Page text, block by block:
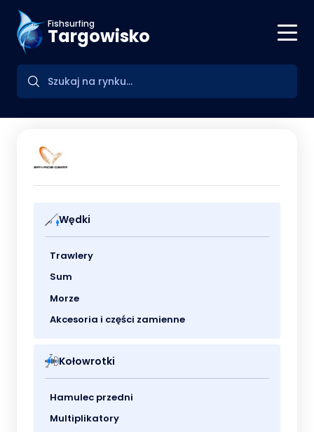
Fishsurfing
Targowisko
Wędki
Trawlery
Sum
Morze
Akcesoria i części zamienne
Kołowrotki
Hamulec przedni
Multiplikatory